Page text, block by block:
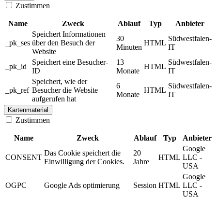
Zustimmen
Name Zweck Ablauf Typ Anbieter
_pk_ses
Speichert Informationen
über den Besuch der
Website
30
Minuten
HTML
Südwestfalen-
IT
_pk_id
Speichert eine Besucher-
ID
13
Monate
HTML
Südwestfalen-
IT
_pk_ref
Speichert, wie der
Besucher die Website
aufgerufen hat
6
Monate
HTML
Südwestfalen-
IT
Kartenmaterial
Zustimmen
Name Zweck Ablauf Typ Anbieter
CONSENT
Das Cookie speichert die
Einwilligung der Cookies.
20
Jahre
HTML
Google
LLC -
USA
OGPC Google Ads optimierung Session HTML
Google
LLC -
USA